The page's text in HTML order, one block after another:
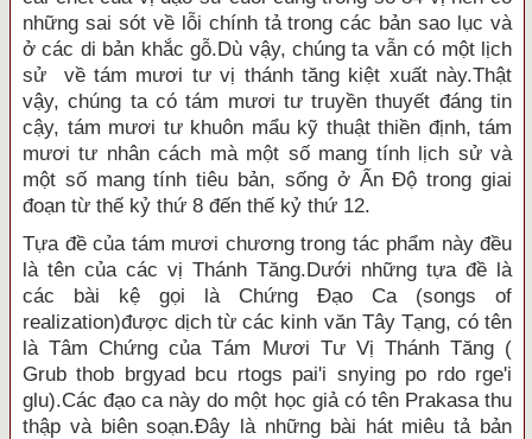
những sai sót về lỗi chính tả trong các bản sao lục và
ở các di bản khắc gỗ.Dù vậy, chúng ta vẫn có một lịch
sử về tám mươi tư vị thánh tăng kiệt xuất này.Thật
vậy, chúng ta có tám mươi tư truyền thuyết đáng tin
cậy, tám mươi tư khuôn mẩu kỹ thuật thiền định, tám
mươi tư nhân cách mà một số mang tính lịch sử và
một số mang tính tiêu bản, sống ở Ấn Ðộ trong giai
đoạn từ thế kỷ thứ 8 đến thế kỷ thứ 12.
Tựa đề của tám mươi chương trong tác phẩm này đều
là tên của các vị Thánh Tăng.Dưới những tựa đề là
các bài kệ gọi là Chứng Ðạo Ca (songs of
realization)được dịch từ các kinh văn Tây Tạng, có tên
là Tâm Chứng của Tám Mươi Tư Vị Thánh Tăng (
Grub thob brgyad bcu rtogs pai'i snying po rdo rge'i
glu).Các đạo ca này do một học giả có tên Prakasa thu
thập và biên soạn.Ðây là những bài hát miêu tả bản